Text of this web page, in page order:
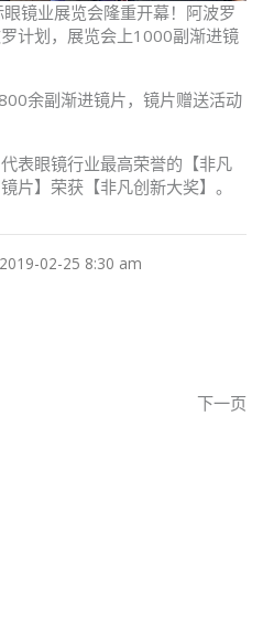
镜业展览会隆重开幕！阿波罗
计划，展览会上1000副渐进镜
余副渐进镜片，镜片赠送活动
表眼镜行业最高荣誉的【非凡
片】荣获【非凡创新大奖】。
02-25 8:30 am
下一页